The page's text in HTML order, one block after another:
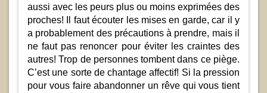
aussi avec les peurs plus ou moins exprimées des
proches! Il faut écouter les mises en garde, car il y
a probablement des précautions à prendre, mais il
ne faut pas renoncer pour éviter les craintes des
autres! Trop de personnes tombent dans ce piège.
C’est une sorte de chantage affectif! Si la pression
pour vous faire abandonner un rêve qui vous tient